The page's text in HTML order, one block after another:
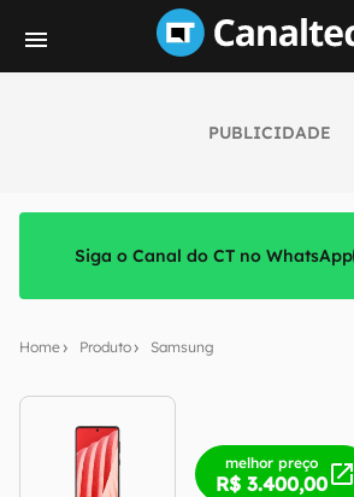
PUBLICIDADE
Siga o Canal do CT no WhatsApp
Home Produto Samsung
melhor preço
R$ 3.400,00